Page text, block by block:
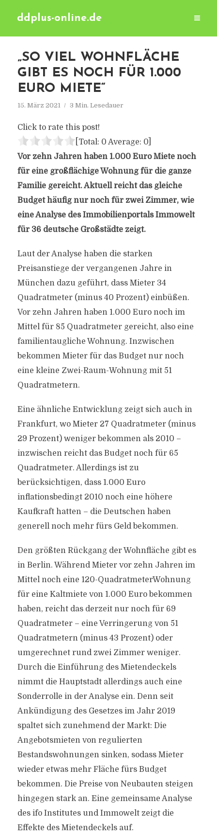
ddplus-online.de
„SO VIEL WOHNFLÄCHE
GIBT ES NOCH FÜR 1.000
EURO MIETE“
15. März 2021 3 Min. Lesedauer
Click to rate this post!
[Total: 0 Average: 0]
Vor zehn Jahren haben 1.000 Euro Miete noch
für eine großflächige Wohnung für die ganze
Familie gereicht. Aktuell reicht das gleiche
Budget häufig nur noch für zwei Zimmer, wie
eine Analyse des Immobilienportals Immowelt
für 36 deutsche Großstädte zeigt.
Laut der Analyse haben die starken
Preisanstiege der vergangenen Jahre in
München dazu geführt, dass Mieter 34
Quadratmeter (minus 40 Prozent) einbüßen.
Vor zehn Jahren haben 1.000 Euro noch im
Mittel für 85 Quadratmeter gereicht, also eine
familientaugliche Wohnung. Inzwischen
bekommen Mieter für das Budget nur noch
eine kleine Zwei-Raum-Wohnung mit 51
Quadratmetern.
Eine ähnliche Entwicklung zeigt sich auch in
Frankfurt, wo Mieter 27 Quadratmeter (minus
29 Prozent) weniger bekommen als 2010 –
inzwischen reicht das Budget noch für 65
Quadratmeter. Allerdings ist zu
berücksichtigen, dass 1.000 Euro
inflationsbedingt 2010 noch eine höhere
Kaufkraft hatten – die Deutschen haben
generell noch mehr fürs Geld bekommen.
Den größten Rückgang der Wohnfläche gibt es
in Berlin. Während Mieter vor zehn Jahren im
Mittel noch eine 120-QuadratmeterWohnung
für eine Kaltmiete von 1.000 Euro bekommen
haben, reicht das derzeit nur noch für 69
Quadratmeter – eine Verringerung von 51
Quadratmetern (minus 43 Prozent) oder
umgerechnet rund zwei Zimmer weniger.
Durch die Einführung des Mietendeckels
nimmt die Hauptstadt allerdings auch eine
Sonderrolle in der Analyse ein. Denn seit
Ankündigung des Gesetzes im Jahr 2019
spaltet sich zunehmend der Markt: Die
Angebotsmieten von regulierten
Bestandswohnungen sinken, sodass Mieter
wieder etwas mehr Fläche fürs Budget
bekommen. Die Preise von Neubauten steigen
hingegen stark an. Eine gemeinsame Analyse
des ifo Institutes und Immowelt zeigt die
Effekte des Mietendeckels auf.